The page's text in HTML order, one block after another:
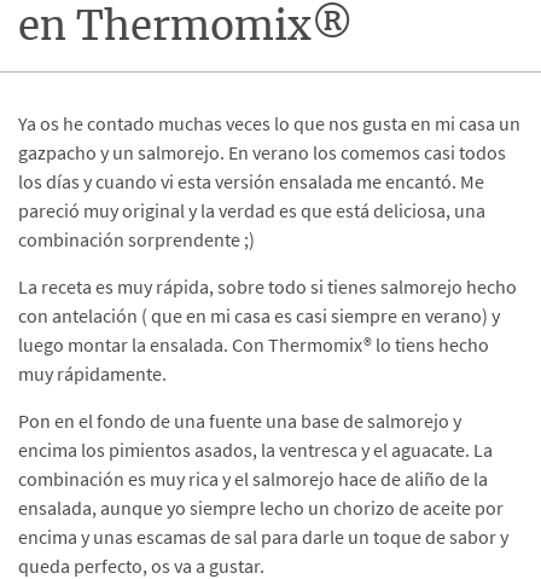
en Thermomix®
Ya os he contado muchas veces lo que nos gusta en mi casa un
gazpacho y un salmorejo. En verano los comemos casi todos
los días y cuando vi esta versión ensalada me encantó. Me
pareció muy original y la verdad es que está deliciosa, una
combinación sorprendente ;)
La receta es muy rápida, sobre todo si tienes salmorejo hecho
con antelación ( que en mi casa es casi siempre en verano) y
luego montar la ensalada. Con Thermomix® lo tiens hecho
muy rápidamente.
Pon en el fondo de una fuente una base de salmorejo y
encima los pimientos asados, la ventresca y el aguacate. La
combinación es muy rica y el salmorejo hace de aliño de la
ensalada, aunque yo siempre lecho un chorizo de aceite por
encima y unas escamas de sal para darle un toque de sabor y
queda perfecto, os va a gustar.